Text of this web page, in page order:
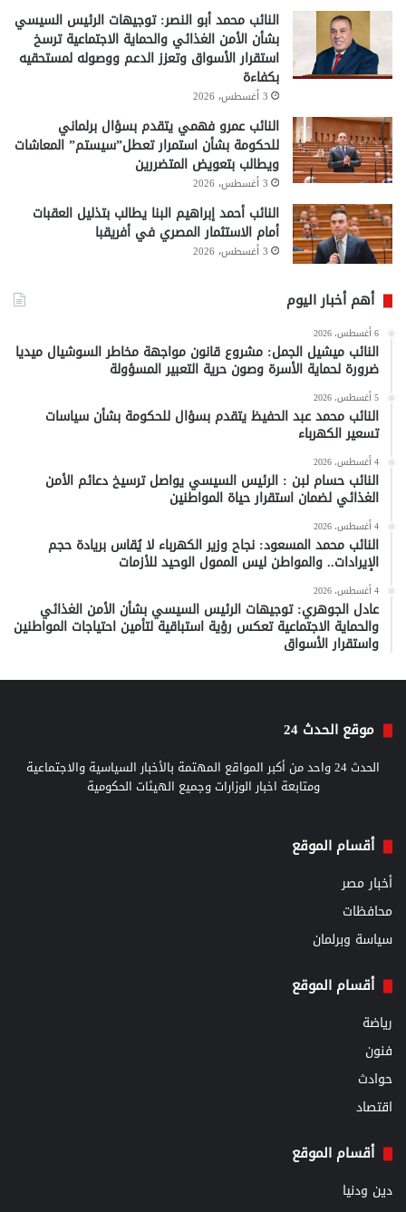
النائب محمد أبو النصر: توجيهات الرئيس السيسي
بشأن الأمن الغذائي والحماية الاجتماعية ترسخ
استقرار الأسواق وتعزز الدعم ووصوله لمستحقيه
بكفاءة
3 أغسطس، 2026
النائب عمرو فهمي يتقدم بسؤال برلماني
للحكومة بشأن استمرار تعطل”سيستم” المعاشات
ويطالب بتعويض المتضررين
3 أغسطس، 2026
النائب أحمد إبراهيم البنا يطالب بتذليل العقبات
أمام الاستثمار المصري في أفريقبا
3 أغسطس، 2026
أهم أخبار اليوم
6 أغسطس، 2026
النائب ميشيل الجمل: مشروع قانون مواجهة مخاطر السوشيال ميديا
ضرورة لحماية الأسرة وصون حرية التعبير المسؤولة
5 أغسطس، 2026
النائب محمد عبد الحفيظ يتقدم بسؤال للحكومة بشأن سياسات
تسعير الكهرباء
4 أغسطس، 2026
النائب حسام لبن : الرئيس السيسي يواصل ترسيخ دعائم الأمن
الغذائي لضمان استقرار حياة المواطنين
4 أغسطس، 2026
النائب محمد المسعود: نجاح وزير الكهرباء لا يُقاس بريادة حجم
الإيرادات.. والمواطن ليس الممول الوحيد للأزمات
4 أغسطس، 2026
عادل الجوهري: توجيهات الرئيس السيسي بشأن الأمن الغذائي
والحماية الاجتماعية تعكس رؤية استباقية لتأمين احتياجات المواطنين
واستقرار الأسواق
موقع الحدث 24
الحدث 24 واحد من أكبر المواقع المهتمة بالأخبار السياسية والاجتماعية
ومتابعة اخبار الوزارات وجميع الهيئات الحكومية
أقسام الموقع
أخبار مصر
محافظات
سياسة وبرلمان
أقسام الموقع
رياضة
فنون
حوادث
اقتصاد
أقسام الموقع
دين ودنيا